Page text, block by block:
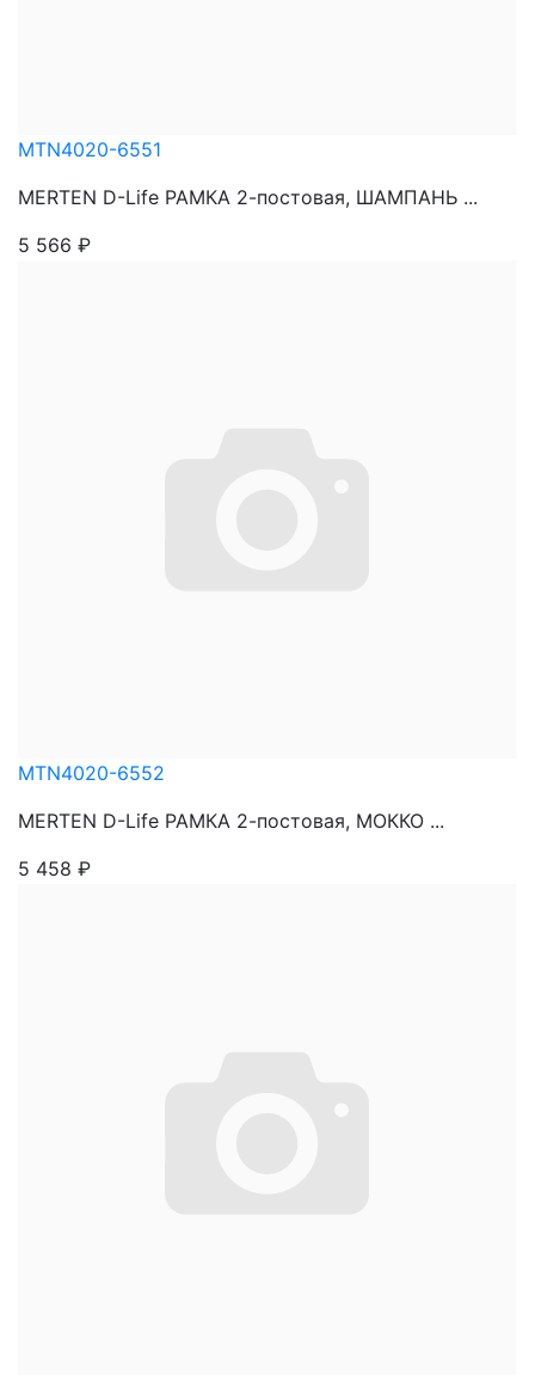
MTN4020-6551
MERTEN D-Life РАМКА 2-постовая, ШАМПАНЬ ...
5 566 ₽
MTN4020-6552
MERTEN D-Life РАМКА 2-постовая, МОККО ...
5 458 ₽